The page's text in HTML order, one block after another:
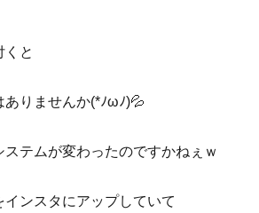
くと
ありませんか(*ﾉωﾉ)💦
テムが変わったのですかねぇｗ
ンスタにアップしていて